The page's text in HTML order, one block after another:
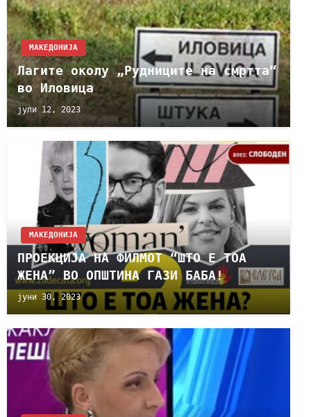
МАКЕДОНИЈА
Лагите околу „Рудниците на смртта“
во Иловица
јули 12, 2023
МАКЕДОНИЈА
ПРОЕКЦИЈА НА ФИЛМОТ “ШТО Е ТОА
ЖЕНА” ВО ОПШТИНА ГАЗИ БАБА!
јуни 30, 2023